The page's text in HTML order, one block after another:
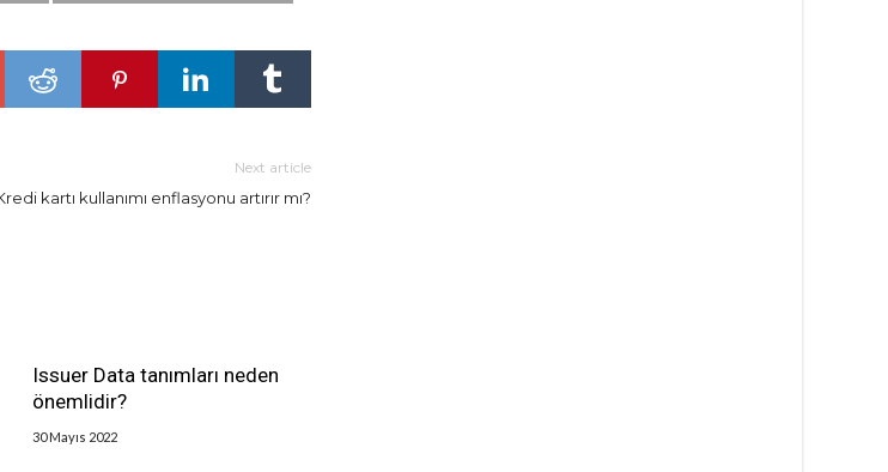
Next article
kartı kullanımı enflasyonu artırır mı?
Issuer Data tanımları neden
önemlidir?
30 Mayıs 2022